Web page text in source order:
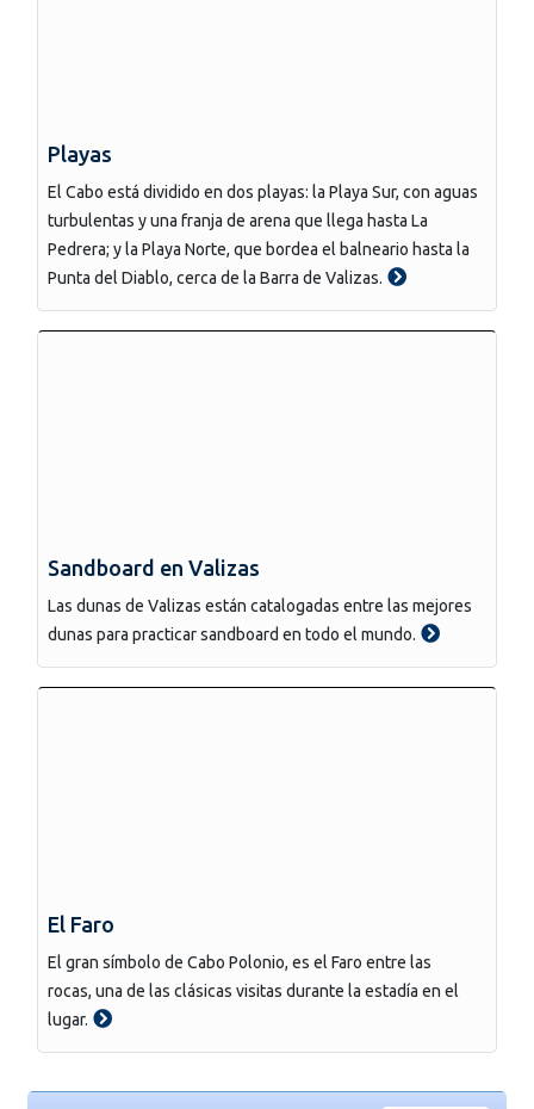
Playas
El Cabo está dividido en dos playas: la Playa Sur, con aguas
turbulentas y una franja de arena que llega hasta La
Pedrera; y la Playa Norte, que bordea el balneario hasta la
Punta del Diablo, cerca de la Barra de Valizas.
Sandboard en Valizas
Las dunas de Valizas están catalogadas entre las mejores
dunas para practicar sandboard en todo el mundo.
El Faro
El gran símbolo de Cabo Polonio, es el Faro entre las
rocas, una de las clásicas visitas durante la estadía en el
lugar.